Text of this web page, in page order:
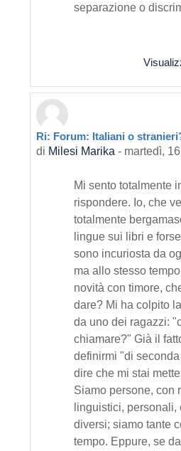
separazione o
In riposta a Primo intervento
Ri: Forum: Italiani o
di Milesi Marika - martedì,
Mi sento totalmente
rispondere. Io, che
totalmente
lingue sui libri e
sono incuriosta da
ma allo stesso
novità con timore,
dare? Mi ha colpito
da uno dei ragazzi:
chiamare?" Già il
definirmi "di
dire che mi stai
Siamo persone, con
linguistici,
diversi; siamo tante
tempo. Eppure, se